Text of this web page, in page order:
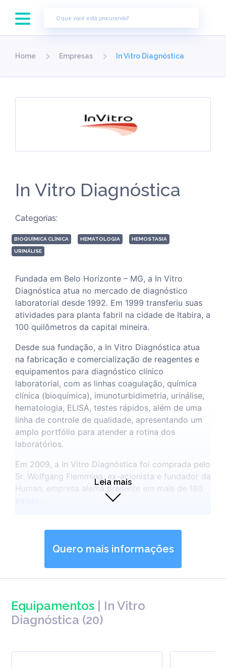
Home Empresas In Vitro Diagnóstica
In Vitro Diagnóstica
Categorias:
BIOQUÍMICA CLÍNICA HEMATOLOGIA HEMOSTASIA
URINÁLISE
Fundada em Belo Horizonte – MG, a In Vitro
Diagnóstica atua no mercado de diagnóstico
laboratorial desde 1992. Em 1999 transferiu suas
atividades para planta fabril na cidade de Itabira, a
100 quilômetros da capital mineira.
Desde sua fundação, a In Vitro Diagnóstica atua
na fabricação e comercialização de reagentes e
equipamentos para diagnóstico clínico
laboratorial, com as linhas coagulação, química
clínica (bioquímica), imunoturbidimetria, urinálise,
hematologia, ELISA, testes rápidos, além de uma
linha de controle de qualidade, apresentando um
amplo portfólio para atender a rotina dos
laboratórios.
Em 2009, a In Vitro Diagnóstica foi comprada pelo
Sr. Wolfgang Flemming, ex-acionista e fundador da
Human, empresa alemã presente em mais de 160
atendimento dos clientes, em 2015 a In Vitro
instalou uma unidade de negócios e suporte a
Nossa jornada prossegue longa e desafiadora, o
existe de mais moderno em diagnóstico de
química clinica, buscando as melhores alternativas
em atender nossos clientes, parceiros e
razão do nosso sucesso ao longo destes 20 anos.
Leia mais
Quero mais informações
Equipamentos | In Vitro
Diagnóstica (20)